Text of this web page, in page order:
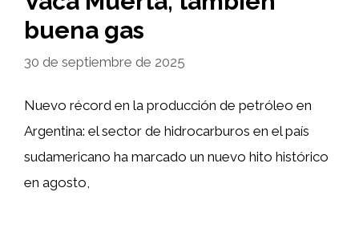
buena gas
30 de septiembre de 2025
Nuevo récord en la producción de petróleo en
Argentina: el sector de hidrocarburos en el país
sudamericano ha marcado un nuevo hito histórico
en agosto,